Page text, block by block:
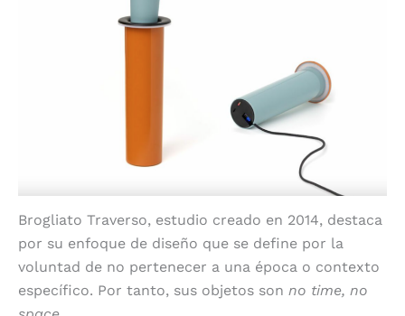
Brogliato Traverso, estudio creado en 2014, destaca
por su enfoque de diseño que se define por la
voluntad de no pertenecer a una época o contexto
específico. Por tanto, sus objetos son no time, no